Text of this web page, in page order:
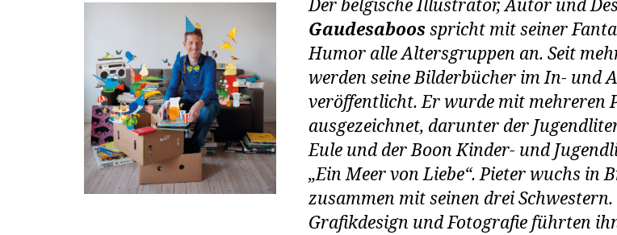
Der belgische Illustrator, Autor und
Gaudesaboosspricht mit seiner
Humor alle Altersgruppen an. Seit
werden seine Bilderbücher im In- und
veröffentlicht. Er wurde mit mehreren
ausgezeichnet, darunter der
Eule und der Boon Kinder- und
„Ein Meer von Liebe“. Pieter wuchs in
zusammen mit seinen drei Schwestern.
Grafikdesign und Fotografie führten